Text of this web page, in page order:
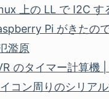
上の LL で I2C
Pi がきたの
濫原
のタイマー計算
コン周りのシリア